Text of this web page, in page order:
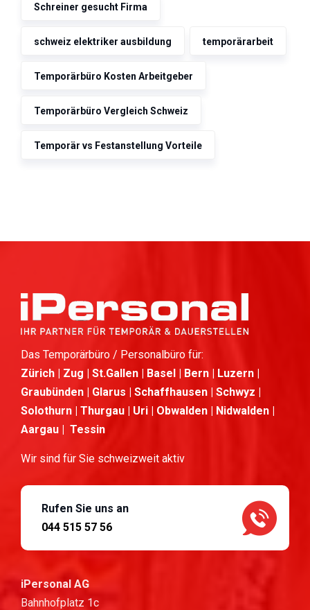
Schreiner gesucht Firma
schweiz elektriker ausbildung temporärarbeit
Temporärbüro Kosten Arbeitgeber
Temporärbüro Vergleich Schweiz
Temporär vs Festanstellung Vorteile
Das Temporärbüro / Personalbüro für:
Zürich | Zug | St.Gallen | Basel | Bern | Luzern |
Graubünden | Glarus | Schaffhausen | Schwyz |
Solothurn | Thurgau | Uri | Obwalden | Nidwalden |
Aargau | Tessin
Wir sind für Sie schweizweit aktiv
Rufen Sie uns an
044 515 57 56
iPersonal AG
Bahnhofplatz 1c